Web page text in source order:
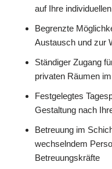
auf Ihre
Begrenzte
Austausch und zur
Ständiger Zugang
privaten Räumen
Festgelegtes
Gestaltung nach
Betreuung im
wechselndem
Betreuungskräfte